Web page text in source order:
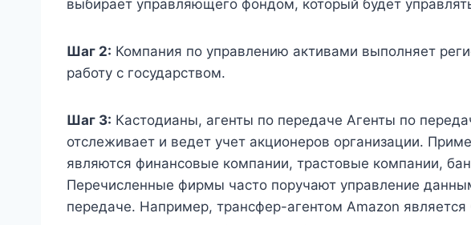
выбирает управляющего фондом, который будет
Шаг 2: Компания по управлению активами выполняет
работу с государством.
Шаг 3: Кастодианы, агенты по передаче Агенты по
отслеживает и ведет учет акционеров организации.
являются финансовые компании, трастовые компании,
Перечисленные фирмы часто поручают управление
передаче. Например, трансфер-агентом Amazon